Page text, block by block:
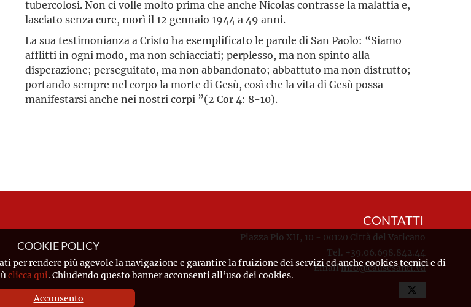
tubercolosi. Non ci volle molto prima che anche Nicolas contrasse la malattia e,
lasciato senza cure, morì il 12 gennaio 1944 a 49 anni.
La sua testimonianza a Cristo ha esemplificato le parole di San Paolo: “Siamo
afflitti in ogni modo, ma non schiacciati; perplesso, ma non spinto alla
disperazione; perseguitato, ma non abbandonato; abbattuto ma non distrutto;
portando sempre nel corpo la morte di Gesù, così che la vita di Gesù possa
manifestarsi anche nei nostri corpi ”(2 Cor 4: 8-10).
CONTATTI
Piazza Pio XII, 10 - 00120 Città del Vaticano
Tel. +39.06.698.842.44
Emailinfo@causesanti.va
COOKIE POLICY
per rendere più agevole la navigazione e garantire la fruizione dei servizi ed anche cookies tecnici e di
clicca qui. Chiudendo questo banner acconsenti all’uso dei cookies.
Acconsento